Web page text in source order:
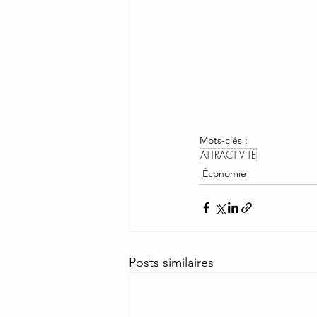
Mots-clés :
ATTRACTIVITÉ
Économie
Posts similaires